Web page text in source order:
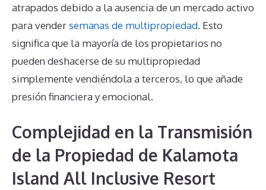
atrapados debido a la ausencia de un mercado activo
para vendersemanas de multipropiedad. Esto
significa que la mayoría de los propietarios no
pueden deshacerse de su multipropiedad
simplemente vendiéndola a terceros, lo que añade
presión financiera y emocional.
Complejidad en la Transmisión
de la Propiedad de Kalamota
Island All Inclusive Resort